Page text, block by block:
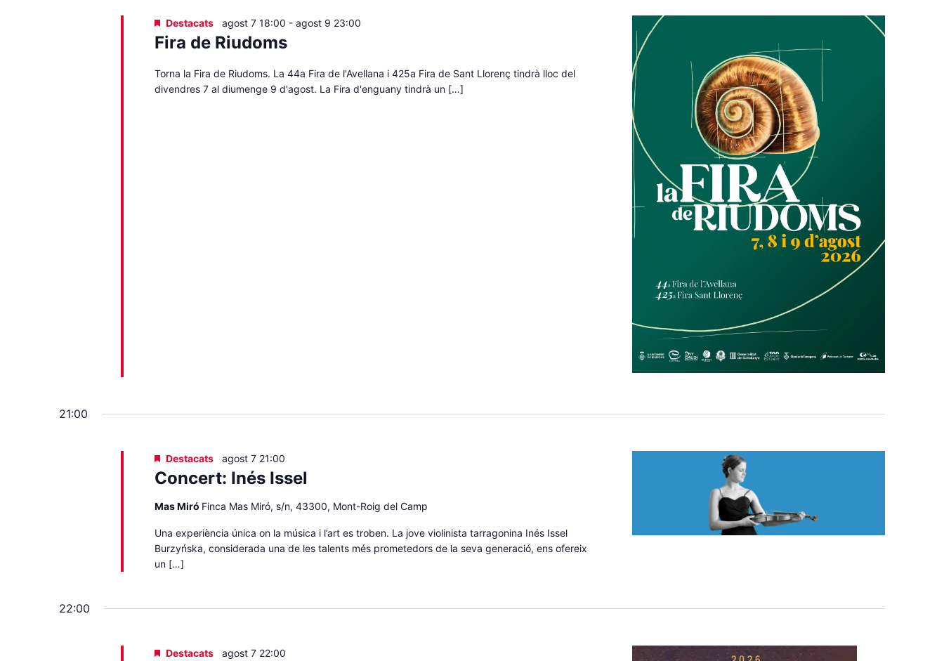
Fira de Riudoms
Destacats agost 7 18:00 - agost 9 23:00
Torna la Fira de Riudoms. La 44a Fira de l'Avellana i 425a Fira de Sant Llorenç tindrà lloc del
divendres 7 al diumenge 9 d'agost. La Fira d'enguany tindrà un […]
21:00
Concert: Inés Issel
Destacats agost 7 21:00
Mas Miró Finca Mas Miró, s/n, 43300, Mont-Roig del Camp
Una experiència única on la música i l’art es troben. La jove violinista tarragonina Inés Issel
Burzyńska, considerada una de les talents més prometedors de la seva generació, ens ofereix
un […]
22:00
Destacats agost 7 22:00